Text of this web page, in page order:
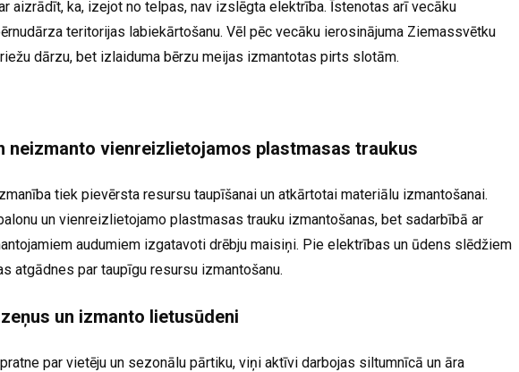
aizrādīt, ka, izejot no telpas, nav izslēgta elektrība. Īstenotas arī vecāku
teritorijas labiekārtošanu. Vēl pēc vecāku ierosinājuma Ziemassvētku
dārzu, bet izlaiduma bērzu meijas izmantotas pirts slotām.
neizmanto vienreizlietojamos plastmasas traukus
tiek pievērsta resursu taupīšanai un atkārtotai materiālu izmantošanai.
un vienreizlietojamo plastmasas trauku izmantošanas, bet sadarbībā ar
audumiem izgatavoti drēbju maisiņi. Pie elektrības un ūdens slēdžiem
atgādnes par taupīgu resursu izmantošanu.
un izmanto lietusūdeni
par vietēju un sezonālu pārtiku, viņi aktīvi darbojas siltumnīcā un āra